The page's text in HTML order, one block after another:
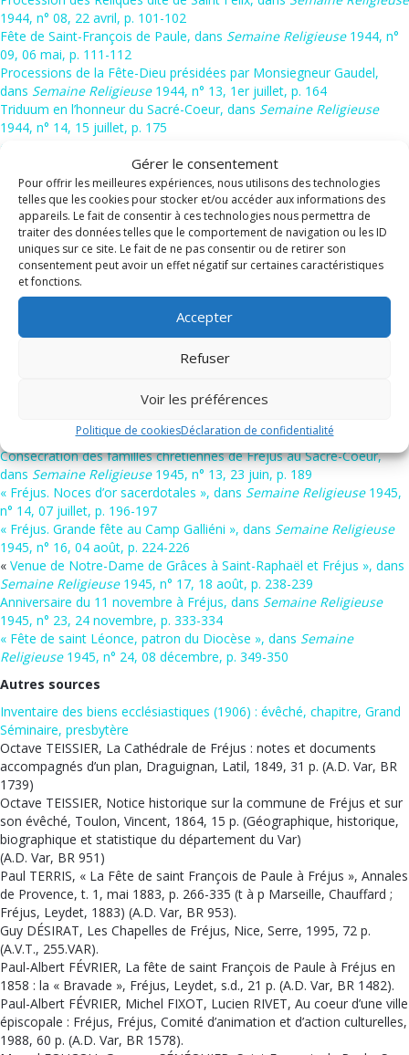
Gérer le consentement
Pour offrir les meilleures expériences, nous utilisons des technologies
telles que les cookies pour stocker et/ou accéder aux informations des
appareils. Le fait de consentir à ces technologies nous permettra de
traiter des données telles que le comportement de navigation ou les ID
uniques sur ce site. Le fait de ne pas consentir ou de retirer son
consentement peut avoir un effet négatif sur certaines caractéristiques
et fonctions.
Accepter
Refuser
Voir les préférences
Politique de cookiesDéclaration de confidentialité
1944, n° 08, 22 avril, p. 101-102
Fête de Saint-François de Paule, dans Semaine Religieuse1944, n°
09, 06 mai, p. 111-112
Processions de la Fête-Dieu présidées par Monsiegneur Gaudel,
dans Semaine Religieuse1944, n° 13, 1er juillet, p. 164
Triduum en l’honneur du Sacré-Coeur, dans Semaine Religieuse
1944, n° 14, 15 juillet, p. 175
« Août 1944 », dans
Célébration de l’Armistice de 1918 par Monseigneur Gaudel, dans
Semaine Religieuse1944, n° 19, 09 décembre, p. 241-243
Bénédiction de fanions destinés à la Compagnie du Régiment des
Maures, dansSemaine Religieuse1944, n° 20, 23 décembre, p. 254-
255
« Fréjus. Fêtes de Noël », dansSemaine Religieuse1945, n° 01, 06
Ordinations sacerdotales dans la chapelle Saint-François de Paul de
1945, n° 02, 20 janvier, p. 23, 24
1945, n° 06, 17 mai, p. 83-84
n° 11, 26 mai, p. 147
Consécration des familles chrétiennes de Fréjus au Sacré-Coeur,
dans Semaine Religieuse1945, n° 13, 23 juin, p. 189
« Fréjus. Noces d’or sacerdotales », dans Semaine Religieuse1945,
n° 14, 07 juillet, p. 196-197
« Fréjus. Grande fête au Camp Galliéni », dans Semaine Religieuse
1945, n° 16, 04 août, p. 224-226
« Venue de Notre-Dame de Grâces à Saint-Raphaël et Fréjus », dans
Semaine Religieuse1945, n° 17, 18 août, p. 238-239
Anniversaire du 11 novembre à Fréjus, dans Semaine Religieuse
1945, n° 23, 24 novembre, p. 333-334
« Fête de saint Léonce, patron du Diocèse », dans Semaine
Religieuse1945, n° 24, 08 décembre, p. 349-350
Autres sources
Inventaire des biens ecclésiastiques (1906) : évêché, chapitre, Grand
Séminaire, presbytère
Octave TEISSIER, La Cathédrale de Fréjus : notes et documents
accompagnés d’un plan, Draguignan, Latil, 1849, 31 p. (A.D. Var, BR
1739)
Octave TEISSIER, Notice historique sur la commune de Fréjus et sur
son évêché, Toulon, Vincent, 1864, 15 p. (Géographique, historique,
biographique et statistique du département du Var)
(A.D. Var, BR 951)
Paul TERRIS, « La Fête de saint François de Paule à Fréjus », Annales
de Provence, t. 1, mai 1883, p. 266-335 (t à p Marseille, Chauffard ;
Fréjus, Leydet, 1883) (A.D. Var, BR 953).
Guy DÉSIRAT, Les Chapelles de Fréjus, Nice, Serre, 1995, 72 p.
(A.V.T., 255.VAR).
Paul-Albert FÉVRIER, La fête de saint François de Paule à Fréjus en
1858 : la « Bravade », Fréjus, Leydet, s.d., 21 p. (A.D. Var, BR 1482).
Paul-Albert FÉVRIER, Michel FIXOT, Lucien RIVET, Au coeur d’une ville
épiscopale : Fréjus, Fréjus, Comité d’animation et d’action culturelles,
1988, 60 p. (A.D. Var, BR 1578).